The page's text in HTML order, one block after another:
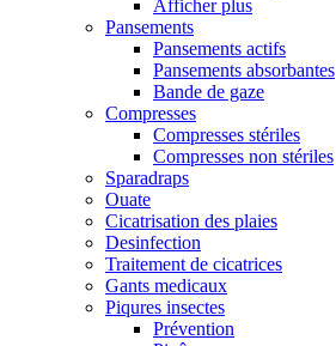
Afficher plus
Pansements
Pansements actifs
Pansements absorbantes
Bande de gaze
Compresses
Compresses stériles
Compresses non stériles
Sparadraps
Ouate
Cicatrisation des plaies
Desinfection
Traitement de cicatrices
Gants medicaux
Piqures insectes
Prévention